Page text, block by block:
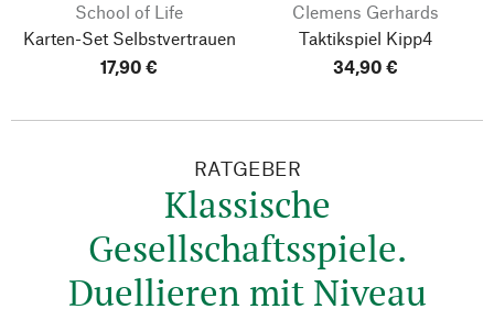
School of Life
Karten-Set Selbstvertrauen
17,90 €
Clemens Gerhards
Taktikspiel Kipp4
34,90 €
RATGEBER
Klassische
Gesellschaftsspiele.
Duellieren mit Niveau